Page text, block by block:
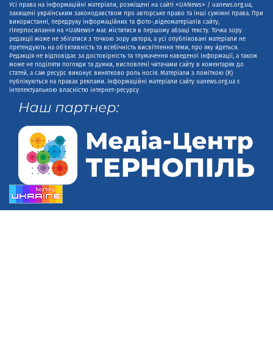
Усі права на інформаційні матеріали, розміщені на сайті «UANews» / uanews.org.ua,
захищені українським законодавством про авторське право та інші суміжні права. При
використанні, передруку інформаційних та фото-,відеоматеріалів сайту,
гіперпосилання на «UaNews» має міститися в першому абзаці тексту. Точка зору
редакції може не збігатися з точкою зору автора, а усі опубліковані матеріали не
претендують на об'єктивність та всебічність висвітлення теми, про яку йдеться.
Редакція не відповідає за достовірність та тлумачення наведеної інформації, а також
може не поділяти погляди та думки, висловлені читачами сайту в коментарях до
статей, а сам ресурс виконує винятково роль носія. Матеріали з поміткою (R)
публікуються на правах реклами. Інформаційні матеріали сайту uanews.org.ua є
інтелектуальною власністю інтернет-ресурсу